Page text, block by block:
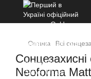
Оптика Всі
Neoforma